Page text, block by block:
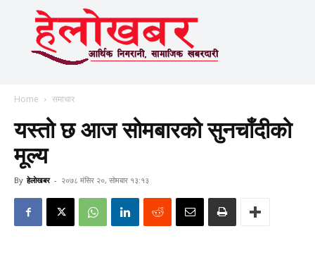
Home समाचार
यस्तो छ आज सोमबारको सुनचाँदीको
मूल्य
By हेलाेखबर - २०७८ मंसिर २०, सोमबार १३:१३